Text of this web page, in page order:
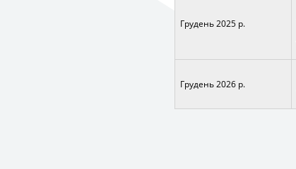
Грудень 2025 р.
Грудень 2026 р.